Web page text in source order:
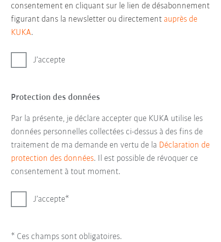
consentement en cliquant sur le lien de désabonnement
figurant dans la newsletter ou directement auprès de
KUKA.
J’accepte
Protection des données
Par la présente, je déclare accepter que KUKA utilise les
données personnelles collectées ci-dessus à des fins de
traitement de ma demande en vertu de la Déclaration de
protection des données. Il est possible de révoquer ce
consentement à tout moment.
J’accepte
* Ces champs sont obligatoires.